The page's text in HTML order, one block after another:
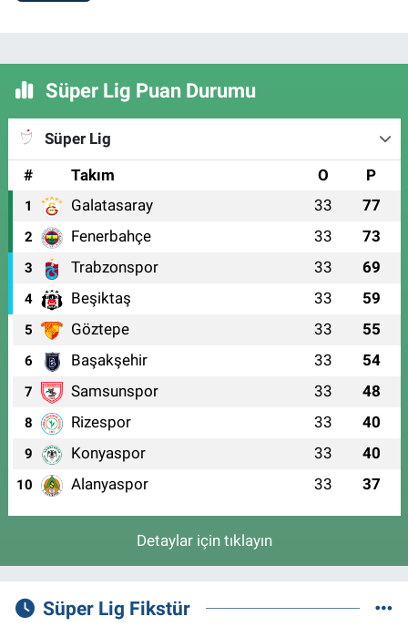
Süper Lig Puan Durumu
Süper Lig
#
Takım O P
1 Galatasaray 33 77
2 Fenerbahçe 33 73
3 Trabzonspor 33 69
4 Beşiktaş 33 59
5 Göztepe 33 55
6 Başakşehir 33 54
7 Samsunspor 33 48
8 Rizespor 33 40
9 Konyaspor 33 40
10 Alanyaspor 33 37
Detaylar için tıklayın
Süper Lig Fikstür